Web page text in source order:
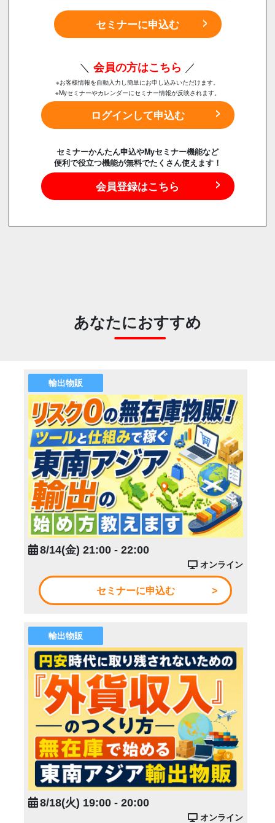
セミナーに申込む
＼ 会員の方はこちら ／
※お客様情報を自動入力し簡単にお申し込みいただけます。
※Myセミナーやカレンダーにセミナー情報が反映されます。
ログインして申込む
セミナーかんたん申込やMyセミナー機能など
便利で役立つ機能が無料でたくさん使えます！
会員登録はこちら
あなたにおすすめ
輸出物販
8/14(金) 21:00 - 22:00
オンライン
セミナーに申込む
輸出物販
8/18(火) 19:00 - 20:00
オンライン